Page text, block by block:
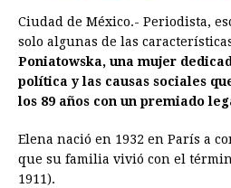
c
e
b
o
o
k
s
s
e
n
g
e
a
t
s
A
p
p
r
e
a
d
s
n
t
e
r
e
s
Ciudad de México.- Periodista,
solo algunas de las
Poniatowska, una mujer
política y las causas sociales
los 89 años con un premiado
Elena nació en 1932 en París a
que su familia vivió con el
1911).